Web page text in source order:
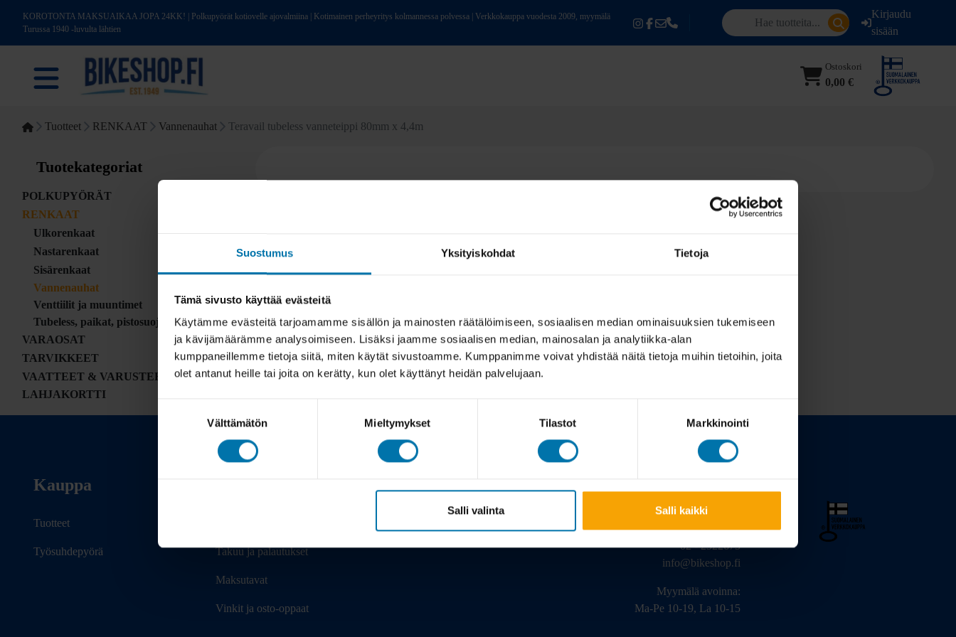
Suostumus Yksityiskohdat Tietoja
Tämä sivusto käyttää evästeitä
Käytämme evästeitä tarjoamamme sisällön ja mainosten räätälöimiseen, sosiaalisen median ominaisuuksien tukemiseen
ja kävijämäärämme analysoimiseen. Lisäksi jaamme sosiaalisen median, mainosalan ja analytiikka-alan
kumppaneillemme tietoja siitä, miten käytät sivustoamme. Kumppanimme voivat yhdistää näitä tietoja muihin tietoihin, joita
olet antanut heille tai joita on kerätty, kun olet käyttänyt heidän palvelujaan.
Välttämätön Mieltymykset Tilastot Markkinointi
Salli valinta Salli kaikki
KOROTONTA MAKSUAIKAA JOPA 24KK! | Polkupyörät kotiovelle ajovalmiina | Kotimainen perheyritys kolmannessa polvessa | Verkkokauppa vuodesta 2009, myymälä
Turussa 1940 -luvulta lähtien
Kirjaudu
sisään
Ostoskori
0,00 €
Tuotteet RENKAAT Vannenauhat Teravail tubeless vanneteippi 80mm x 4,4m
Tuotekategoriat
POLKUPYÖRÄT
RENKAAT
Ulkorenkaat
Nastarenkaat
Sisärenkaat
Vannenauhat
Venttiilit ja muuntimet
Tubeless, paikat, pistosuojaus
VARAOSAT
TARVIKKEET
VAATTEET & VARUSTEET
LAHJAKORTTI
Kauppa
Tuotteet
Työsuhdepyörä Takuu ja palautukset
Maksutavat
Vinkit ja osto-oppaat
Viilarinkatu 3, 20320 Turku
02 - 2322675
info@bikeshop.fi
Myymälä avoinna:
Ma-Pe 10-19, La 10-15